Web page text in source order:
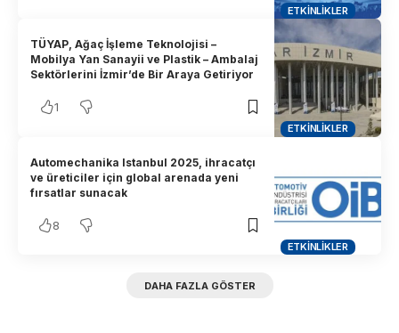
ETKINLIKLER
ETKINLIKLER
TÜYAP, Ağaç İşleme Teknolojisi –
Mobilya Yan Sanayii ve Plastik – Ambalaj
Sektörlerini İzmir’de Bir Araya Getiriyor
1
ETKINLIKLER
Automechanika Istanbul 2025, ihracatçı
ve üreticiler için global arenada yeni
fırsatlar sunacak
8
DAHA FAZLA GÖSTER